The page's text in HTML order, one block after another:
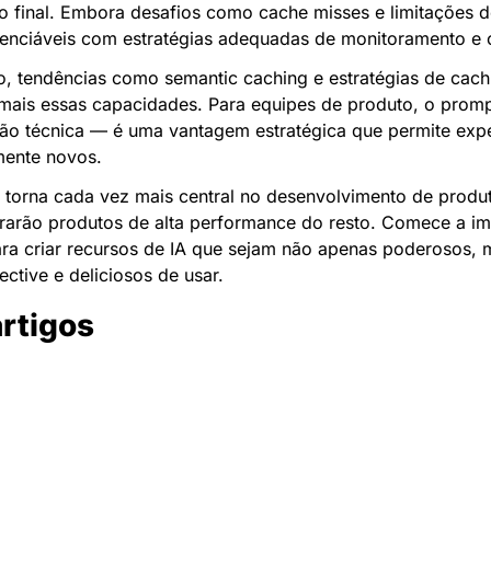
final. Embora desafios como cache misses e limitações
com estratégias adequadas de monitoramento e
tendências como semantic caching e estratégias de
essas capacidades. Para equipes de produto, o
técnica — é uma vantagem estratégica que permite
novos.
torna cada vez mais central no desenvolvimento de
produtos de alta performance do resto. Comece a
criar recursos de IA que sejam não apenas poderosos,
e deliciosos de usar.